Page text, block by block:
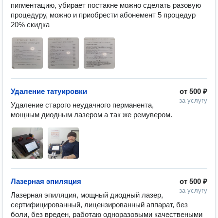
пигментацию, убирает постакне можно сделать разовую
процедуру, можно и приобрести абонемент 5 процедур
20℅ скидка
от 500 ₽
за услугу
Удаление татуировки
Удаление старого неудачного перманента,
мощным диодным лазером а так же ремувером.
от 500 ₽
за услугу
Лазерная эпиляция
Лазерная эпиляция, мощный диодный лазер,
сертифицированный, лицензированный аппарат, без
боли, без вреден, работаю одноразовыми качествеными